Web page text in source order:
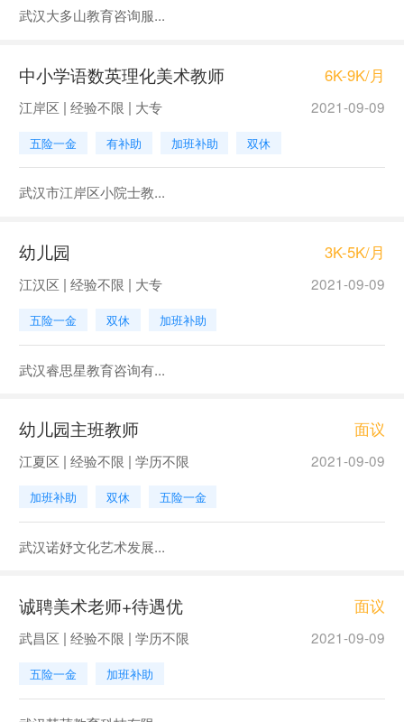
武汉大多山教育咨询服...
中小学语数英理化美术教师 6K-9K/月
江岸区 | 经验不限 | 大专 2021-09-09
五险一金 有补助 加班补助 双休
武汉市江岸区小院士教...
幼儿园 3K-5K/月
江汉区 | 经验不限 | 大专 2021-09-09
五险一金 双休 加班补助
武汉睿思星教育咨询有...
幼儿园主班教师 面议
江夏区 | 经验不限 | 学历不限 2021-09-09
加班补助 双休 五险一金
武汉诺妤文化艺术发展...
诚聘美术老师+待遇优 面议
武昌区 | 经验不限 | 学历不限 2021-09-09
五险一金 加班补助